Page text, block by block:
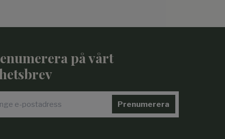
på vårt
Prenumerera